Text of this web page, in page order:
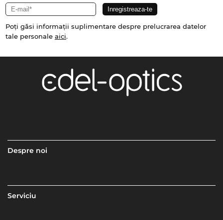
Poți găsi informații suplimentare despre prelucrarea datelor
tale personale aici.
Despre noi
Serviciu